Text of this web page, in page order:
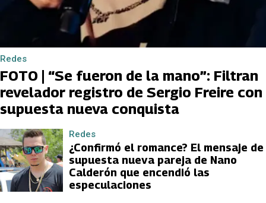
Redes
FOTO | “Se fueron de la mano”: Filtran
revelador registro de Sergio Freire con
supuesta nueva conquista
Redes
¿Confirmó el romance? El mensaje de
supuesta nueva pareja de Nano
Calderón que encendió las
especulaciones